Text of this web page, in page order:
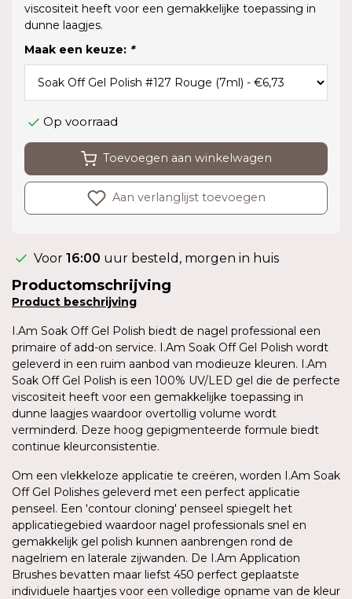
viscositeit heeft voor een gemakkelijke toepassing in
dunne laagjes.
Maak een keuze: *
Op voorraad
Toevoegen aan winkelwagen
Aan verlanglijst toevoegen
Voor 16:00 uur besteld, morgen in huis
Productomschrijving
Product beschrijving
I.Am Soak Off Gel Polish biedt de nagel professional een
primaire of add-on service. I.Am Soak Off Gel Polish wordt
geleverd in een ruim aanbod van modieuze kleuren. I.Am
Soak Off Gel Polish is een 100% UV/LED gel die de perfecte
viscositeit heeft voor een gemakkelijke toepassing in
dunne laagjes waardoor overtollig volume wordt
verminderd. Deze hoog gepigmenteerde formule biedt
continue kleurconsistentie.
Om een vlekkeloze applicatie te creëren, worden I.Am Soak
Off Gel Polishes geleverd met een perfect applicatie
penseel. Een 'contour cloning' penseel spiegelt het
applicatiegebied waardoor nagel professionals snel en
gemakkelijk gel polish kunnen aanbrengen rond de
nagelriem en laterale zijwanden. De I.Am Application
Brushes bevatten maar liefst 450 perfect geplaatste
individuele haartjes voor een volledige opname van de kleur